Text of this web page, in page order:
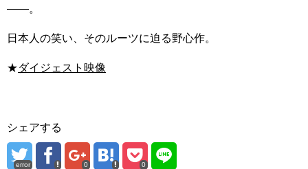
――。
日本人の笑い、そのルーツに迫る野心作。
★ダイジェスト映像
シェアする
error 0 0